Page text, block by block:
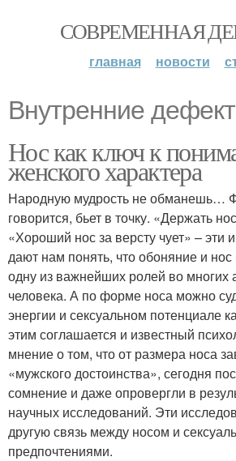
СОВРЕМЕННАЯ
главная новости
Внутренние
Нос как ключ к
женского характера
Народную мудрость не обманешь…
говорится, бьет в точку. «Держать
«Хороший нос за версту чует» – эти
дают нам понять, что обоняние и нос
одну из важнейших ролей во многих
человека. А по форме носа можно
энергии и сексуальном потенциале
этим соглашается и известный
мнение о том, что от размера носа
«мужского достоинства», сегодня
сомнение и даже опровергли в
научных исследований. Эти
другую связь между носом и
предпочтениями.